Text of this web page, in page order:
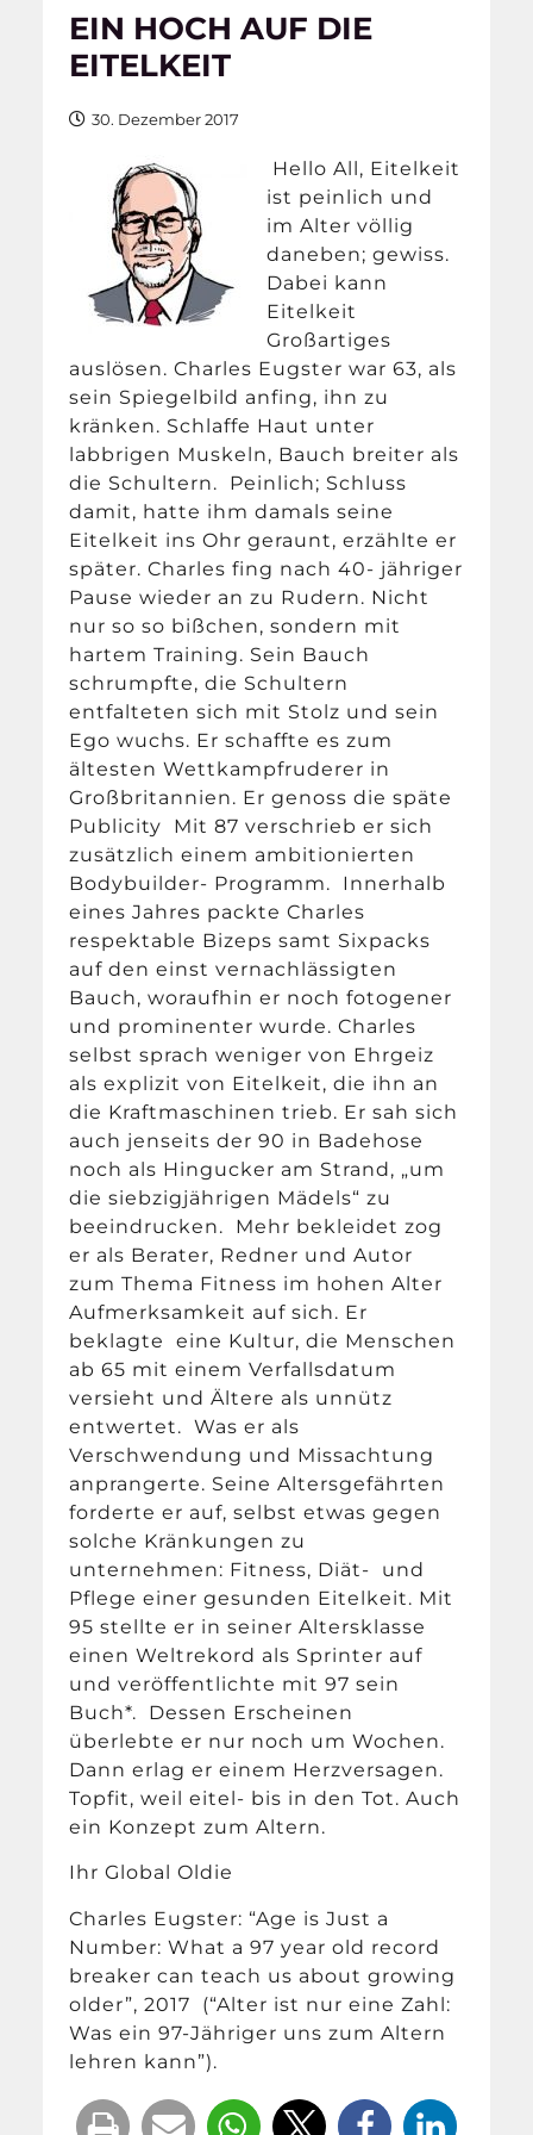
EIN HOCH AUF DIE
EITELKEIT
30. Dezember 2017
Hello All, Eitelkeit
ist peinlich und
im Alter völlig
daneben; gewiss.
Dabei kann
Eitelkeit
Großartiges
auslösen. Charles Eugster war 63, als
sein Spiegelbild anfing, ihn zu
kränken. Schlaffe Haut unter
labbrigen Muskeln, Bauch breiter als
die Schultern. Peinlich; Schluss
damit, hatte ihm damals seine
Eitelkeit ins Ohr geraunt, erzählte er
später. Charles fing nach 40- jähriger
Pause wieder an zu Rudern. Nicht
nur so so bißchen, sondern mit
hartem Training. Sein Bauch
schrumpfte, die Schultern
entfalteten sich mit Stolz und sein
Ego wuchs. Er schaffte es zum
ältesten Wettkampfruderer in
Großbritannien. Er genoss die späte
Publicity Mit 87 verschrieb er sich
zusätzlich einem ambitionierten
Bodybuilder- Programm. Innerhalb
eines Jahres packte Charles
respektable Bizeps samt Sixpacks
auf den einst vernachlässigten
Bauch, woraufhin er noch fotogener
und prominenter wurde. Charles
selbst sprach weniger von Ehrgeiz
als explizit von Eitelkeit, die ihn an
die Kraftmaschinen trieb. Er sah sich
auch jenseits der 90 in Badehose
noch als Hingucker am Strand, „um
die siebzigjährigen Mädels“ zu
beeindrucken. Mehr bekleidet zog
er als Berater, Redner und Autor
zum Thema Fitness im hohen Alter
Aufmerksamkeit auf sich. Er
beklagte eine Kultur, die Menschen
ab 65 mit einem Verfallsdatum
versieht und Ältere als unnütz
entwertet. Was er als
Verschwendung und Missachtung
anprangerte. Seine Altersgefährten
forderte er auf, selbst etwas gegen
solche Kränkungen zu
unternehmen: Fitness, Diät- und
Pflege einer gesunden Eitelkeit. Mit
95 stellte er in seiner Altersklasse
einen Weltrekord als Sprinter auf
und veröffentlichte mit 97 sein
Buch*. Dessen Erscheinen
überlebte er nur noch um Wochen.
Dann erlag er einem Herzversagen.
Topfit, weil eitel- bis in den Tot. Auch
ein Konzept zum Altern.
Ihr Global Oldie
Charles Eugster: “Age is Just a
Number: What a 97 year old record
breaker can teach us about growing
older”, 2017 (“Alter ist nur eine Zahl:
Was ein 97-Jähriger uns zum Altern
lehren kann”).